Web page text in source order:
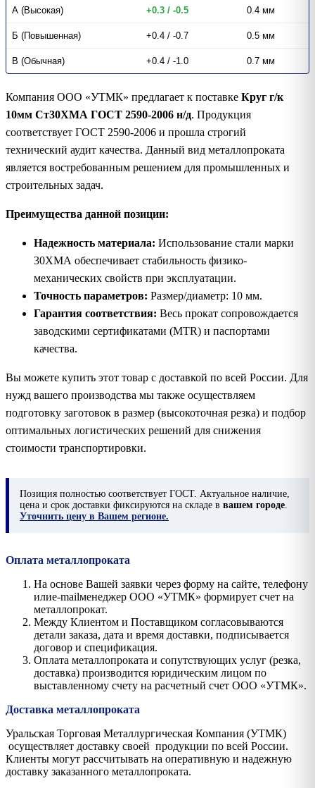
А (Высокая) +0.3 / -0.5 0.4 мм
Б (Повышенная) +0.4 / -0.7 0.5 мм
В (Обычная) +0.4 / -1.0 0.7 мм
Компания ООО «УТМК» предлагает к поставке Круг г/к
10мм Ст30ХМА ГОСТ 2590-2006 н/д. Продукция
соответствует ГОСТ 2590-2006 и прошла строгий
технический аудит качества. Данный вид металлопроката
является востребованным решением для промышленных и
строительных задач.
Преимущества данной позиции:
Надежность материала: Использование стали марки
30ХМА обеспечивает стабильность физико-
механических свойств при эксплуатации.
Точность параметров: Размер/диаметр: 10 мм.
Гарантия соответствия: Весь прокат сопровождается
заводскими сертификатами (MTR) и паспортами
качества.
Вы можете купить этот товар с доставкой по всей России. Для
нужд вашего производства мы также осуществляем
подготовку заготовок в размер (высокоточная резка) и подбор
оптимальных логистических решений для снижения
стоимости транспортировки.
Позиция полностью соответствует ГОСТ. Актуальное наличие,
цена и срок доставки фиксируются на складе в вашем городе
Уточнить цену в Вашем регионе.
Оплата металлопроката
На основе Вашей заявки через форму на сайте, телефону
илиe-mailменеджер ООО «УТМК» формирует счет на
металлопрокат.
Между Клиентом и Поставщиком согласовываются
детали заказа, дата и время доставки, подписывается
договор и спецификация.
Оплата металлопроката и сопутствующих услуг (резка,
доставка) производится юридическим лицом по
выставленному счету на расчетный счет ООО «УТМК».
Доставка металлопроката
Уральская Торговая Металлургическая Компания (УТМК)
осуществляет доставку своей продукции по всей России.
Клиенты могут рассчитывать на оперативную и надежную
доставку заказанного металлопроката.